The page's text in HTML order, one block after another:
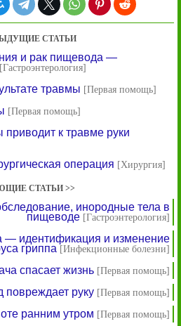
СТАТЬИ
и рак пищевода —
[Гастроэнтерология]
травмы [Первая помощь]
[Первая помощь]
к травме руки
операция [Хирургия]
СТАТЬИ >>
инородные тела в
пищеводе [Гастроэнтерология]
— идентификация и изменение
гриппа [Инфекционные болезни]
спасает жизнь [Первая помощь]
повреждает руку [Первая помощь]
ранним утром [Первая помощь]